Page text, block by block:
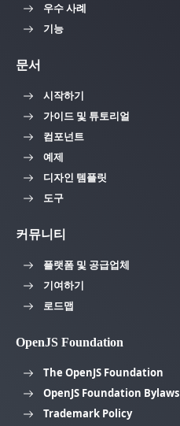
우수 사례
기능
문서
시작하기
가이드 및 튜토리얼
컴포넌트
예제
디자인 템플릿
도구
커뮤니티
플랫폼 및 공급업체
기여하기
로드맵
OpenJS Foundation
The OpenJS Foundation
OpenJS Foundation Bylaws
Trademark Policy